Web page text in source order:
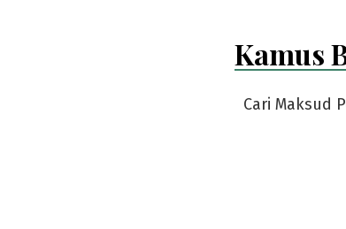
Kamus
Cari Maksud